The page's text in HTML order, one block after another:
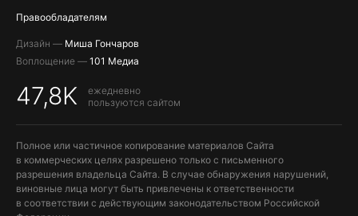
Правообладателям
Дизайн — Миша Гончаров
Воплощение — 101 Медиа
47,8K
ежедневно
пользуются сайтом
Полное или частичное копирование материалов Сайта
в коммерческих целях разрешено только с письменного
разрешения владельца Сайта. В случае обнаружения нарушений,
виновные лица могут быть привлечены к ответственности
в соответствии с действующим законодательством Российской